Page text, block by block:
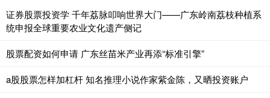
证券股票投资学 千年荔脉叩响世界大门——广东岭南荔枝种植系
统申报全球重要农业文化遗产侧记
股票配资如何申请 广东丝苗米产业再添“标准引擎”
a股股票怎样加杠杆 知名推理小说作家紫金陈，又晒投资账户